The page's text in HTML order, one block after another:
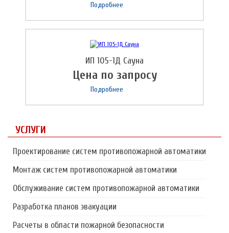
УСЛУГИ
Проектирование систем противопожарной автоматики
Монтаж систем противопожарной автоматики
Обслуживание систем противопожарной автоматики
Разработка планов эвакуации
Расчеты в области пожарной безопасности
Подробнее
ИП 105-1Д Сауна
Цена по запросу
Подробнее